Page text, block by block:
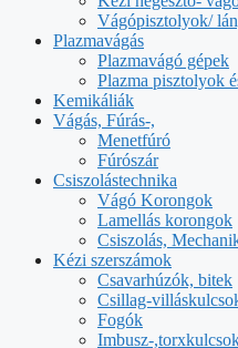
Vágópisztolyok/
Plazmavágás
Plazmavágó gépek
Plazma pisztolyok
Kemikáliák
Vágás, Fúrás-,
Menetfúró
Fúrószár
Csiszolástechnika
Vágó Korongok
Lamellás korongok
Csiszolás,
Kézi szerszámok
Csavarhúzók, bitek
Csillag-
Fogók
Imbusz-